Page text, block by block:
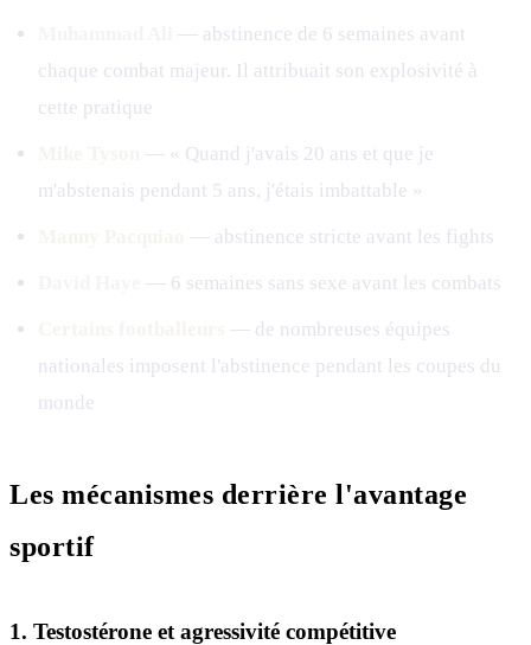
— abstinence de 6 semaines avant
chaque combat majeur. Il attribuait son explosivité à
cette pratique
— « Quand j'avais 20 ans et que je
m'abstenais pendant 5 ans, j'étais imbattable »
— abstinence stricte avant les fights
— 6 semaines sans sexe avant les combats
— de nombreuses équipes
nationales imposent l'abstinence pendant les coupes du
monde
Les mécanismes derrière l'avantage
sportif
1. Testostérone et agressivité compétitive